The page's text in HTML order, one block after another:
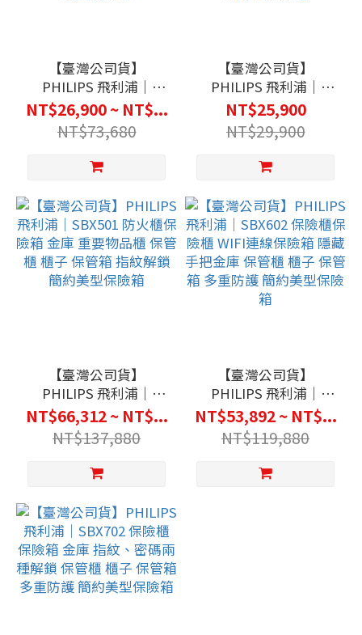
【臺灣公司貨】
PHILIPS 飛利浦｜
SBX202 保險櫃保險櫃
密碼解鎖 指紋解鎖保險
箱 隱藏手把金庫 保管櫃
櫃子 保管箱 多重防護
簡約美型保險箱
NT$26,900 ~ NT$...
NT$73,680
【臺灣公司貨】
PHILIPS 飛利浦｜
SBX301 保管櫃 保險箱
金庫 重要物品櫃 可兼當
床頭櫃 櫃子 保管箱 指
紋解鎖 頂板無線充電盤
簡約美型保險箱
NT$25,900
NT$29,900
【臺灣公司貨】
PHILIPS 飛利浦｜
SBX501 防火櫃保險箱
金庫 重要物品櫃 保管櫃
櫃子 保管箱 指紋解鎖
簡約美型保險箱
NT$66,312 ~ NT$...
NT$137,880
【臺灣公司貨】
PHILIPS 飛利浦｜
SBX602 保險櫃保險櫃
WIFI連線保險箱 隱藏手
把金庫 保管櫃 櫃子 保
管箱 多重防護 簡約美型
保險箱
NT$53,892 ~ NT$...
NT$119,880